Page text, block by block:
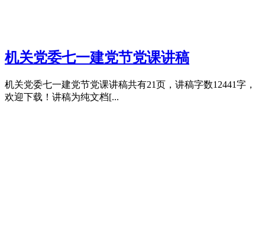
机关党委七一建党节党课讲稿
机关党委七一建党节党课讲稿共有21页，讲稿字数12441字，
欢迎下载！讲稿为纯文档[...